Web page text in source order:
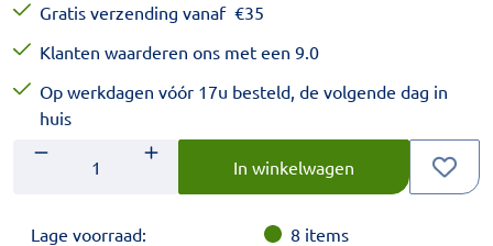
Gratis verzending vanaf €35
Klanten waarderen ons met een 9.0
Op werkdagen vóór 17u besteld, de volgende dag in
huis
Aantal
Voer het gewenste aantal in.
In winkelwagen
Lage voorraad: 8 items